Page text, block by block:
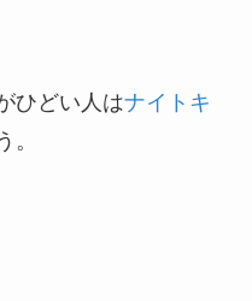
ひどい人はナイトキ
。